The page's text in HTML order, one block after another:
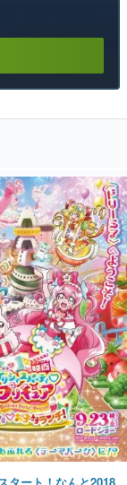
タート！なんと2018